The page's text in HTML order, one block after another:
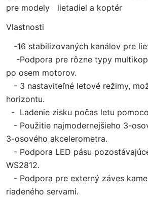
pre modely lietadiel a koptér
Vlastnosti
-16 stabilizovaných kanálov pre
-Podpora pre rôzne typy
po osem motorov.
- 3 nastaviteľné letové režimy,
horizontu.
- Ladenie zisku počas letu
- Použitie najmodernejšieho 3-
3-osového akcelerometra.
- Podpora LED pásu
WS2812.
- Podpora pre externý záves
riadeného servami.